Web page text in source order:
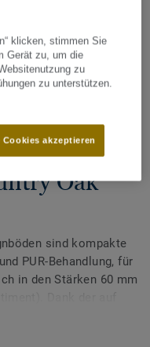
Designs anzeigen (200)
für
Oak
sind kompakte
PUR-Behandlung, für
in den Stärken 60 mm
sorgen Sie für
klicken, stimmen Sie
Gerät zu, um die
zu
zu unterstützen.
Cookies akzeptieren